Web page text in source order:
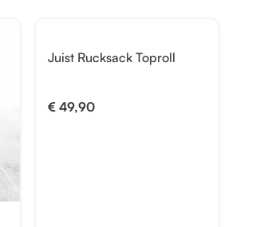
Juist Rucksack Toproll
€49,90